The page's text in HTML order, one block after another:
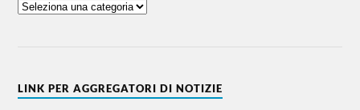
LINK PER AGGREGATORI DI NOTIZIE